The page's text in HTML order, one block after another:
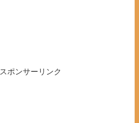
スポンサーリンク